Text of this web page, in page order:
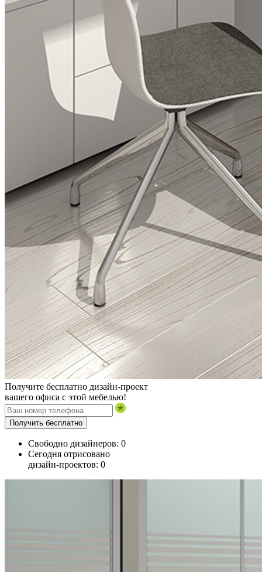
Получите бесплатно дизайн-проект
вашего офиса с этой мебелью!
Получить бесплатно
Свободно дизайнеров: 0
Сегодня отрисовано
дизайн-проектов: 0